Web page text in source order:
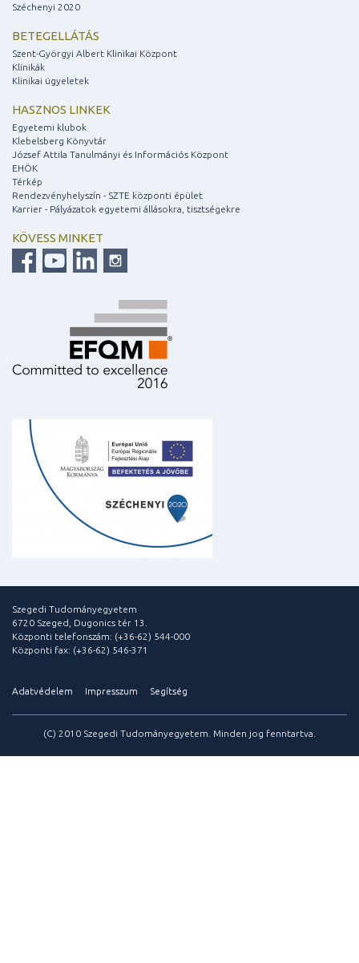
Széchenyi 2020
BETEGELLÁTÁS
Szent-Györgyi Albert Klinikai Központ
Klinikák
Klinikai ügyeletek
HASZNOS LINKEK
Egyetemi klubok
Klebelsberg Könyvtár
József Attila Tanulmányi és Információs Központ
EHÖK
Térkép
Rendezvényhelyszín - SZTE központi épület
Karrier - Pályázatok egyetemi állásokra, tisztségekre
KÖVESS MINKET
Szegedi Tudományegyetem
6720 Szeged, Dugonics tér 13.
Központi telefonszám: (+36-62) 544-000
Központi fax: (+36-62) 546-371
Adatvédelem Impresszum Segítség
(C) 2010 Szegedi Tudományegyetem. Minden jog fenntartva.